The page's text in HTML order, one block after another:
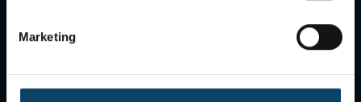
Marketing
Modtag vores nyhedsbreve med nyt om leverandører,
Gå til tilmelding